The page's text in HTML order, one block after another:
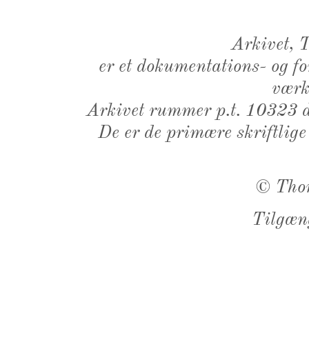
Arkivet,
er et dokumentations- og
Arkivet rummer p.t. 10323
De er de primære
©